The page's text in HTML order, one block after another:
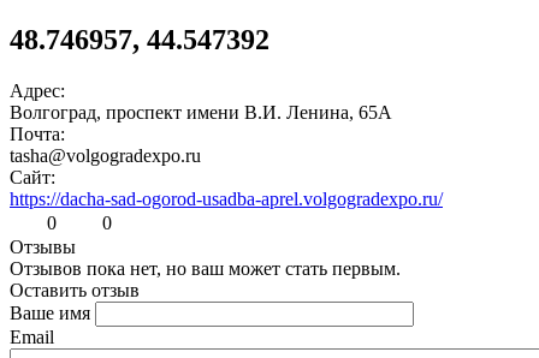
48.746957, 44.547392
Адрес:
Волгоград, проспект имени В.И. Ленина, 65А
Почта:
tasha@volgogradexpo.ru
Сайт:
https://dacha-sad-ogorod-usadba-aprel.volgogradexpo.ru/
0
0
Отзывы
Отзывов пока нет, но ваш может стать первым.
Оставить отзыв
Ваше имя
Email